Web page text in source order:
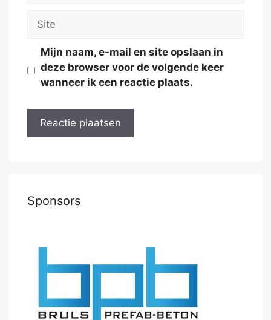
Site
Mijn naam, e-mail en site opslaan in
deze browser voor de volgende keer
wanneer ik een reactie plaats.
Sponsors